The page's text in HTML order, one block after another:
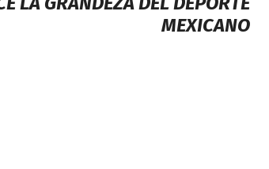
MEXICANO